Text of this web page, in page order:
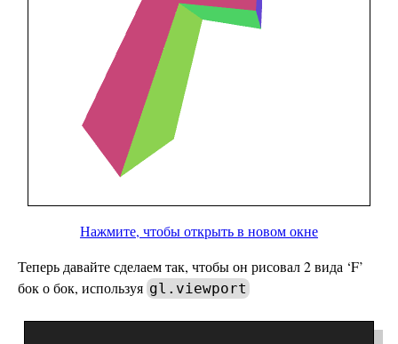
Нажмите, чтобы открыть в новом окне
Теперь давайте сделаем так, чтобы он рисовал 2 вида ‘F’
бок о бок, используя gl.viewport